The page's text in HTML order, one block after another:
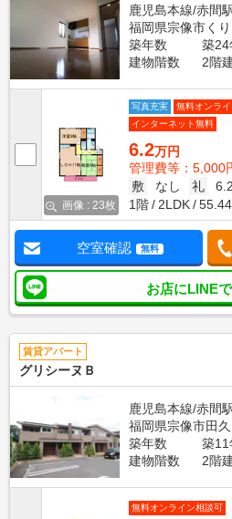
鹿児島本線/赤間
福岡県宗像市く
築年数
築24
建物階数
2階
画像 : 23枚
写真充実
無料オンラ
インターネット無料
6.2万円
管理費等：5,000
敷
なし 礼
1階
2LDK
空室確認 無料
お店にLINE
賃貸アパート
グリシーヌＢ
鹿児島本線/赤間
福岡県宗像市田
築年数
築11
建物階数
2階
無料オンライン相談可